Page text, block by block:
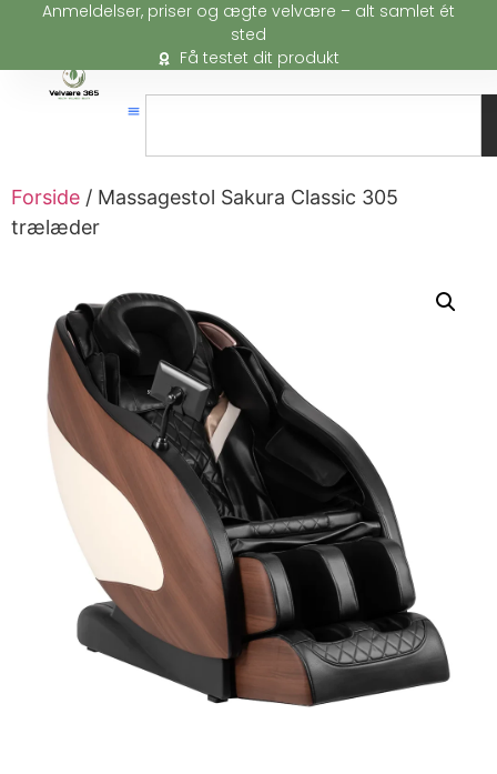
Anmeldelser, priser og ægte velvære – alt samlet ét
sted
Få testet dit produkt
Forside / Massagestol Sakura Classic 305
trælæder